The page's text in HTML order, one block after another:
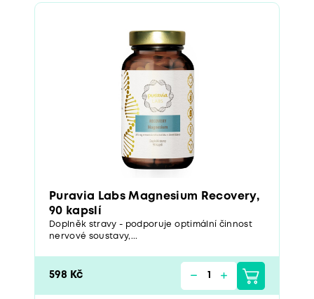
Puravia Labs Magnesium Recovery,
90 kapslí
Doplněk stravy - podporuje optimální činnost
nervové soustavy,...
598 Kč